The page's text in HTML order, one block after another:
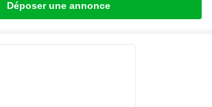
Déposer une annonce